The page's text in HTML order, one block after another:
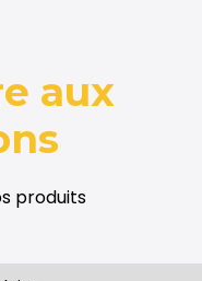
aux
produits